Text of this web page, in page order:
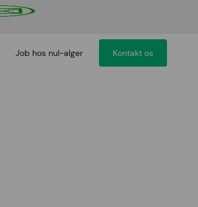
Job hos nul-alger Kontakt os